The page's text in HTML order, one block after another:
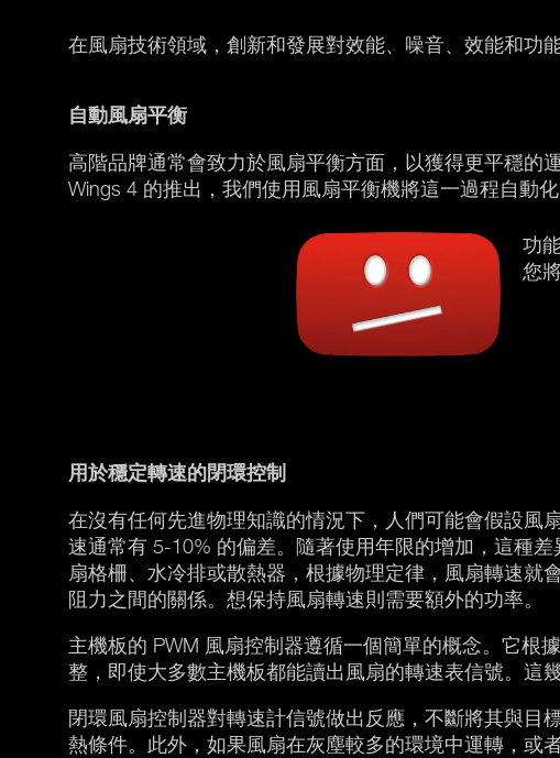
在風扇技術領域，創新和發展對效能、噪音、效能和功
自動風扇平衡
高階品牌通常會致力於風扇平衡方面，以獲得更平穩的
Wings 4 的推出，我們使用風扇平衡機將這一過程自動
功
您
用於穩定轉速的閉環控制
在沒有任何先進物理知識的情況下，人們可能會假設風
速通常有 5-10% 的偏差。隨著使用年限的增加，這種
扇格柵、水冷排或散熱器，根據物理定律，風扇轉速就
阻力之間的關係。想保持風扇轉速則需要額外的功率。
主機板的 PWM 風扇控制器遵循一個簡單的概念。它根
整，即使大多數主機板都能讀出風扇的轉速表信號。這
閉環風扇控制器對轉速計信號做出反應，不斷將其與目
熱條件。此外，如果風扇在灰塵較多的環境中運轉，或